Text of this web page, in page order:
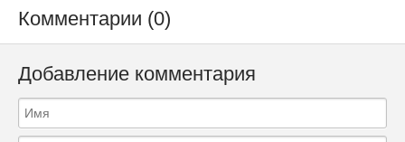
Комментарии (0)
Добавление комментария